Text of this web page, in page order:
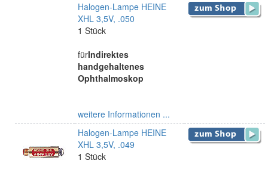
Halogen-Lampe HEINE
XHL 3,5V, .050
1 Stück
fürIndirektes
handgehaltenes
Ophthalmoskop
weitere Informationen ...
Halogen-Lampe HEINE
XHL 3,5V, .049
1 Stück